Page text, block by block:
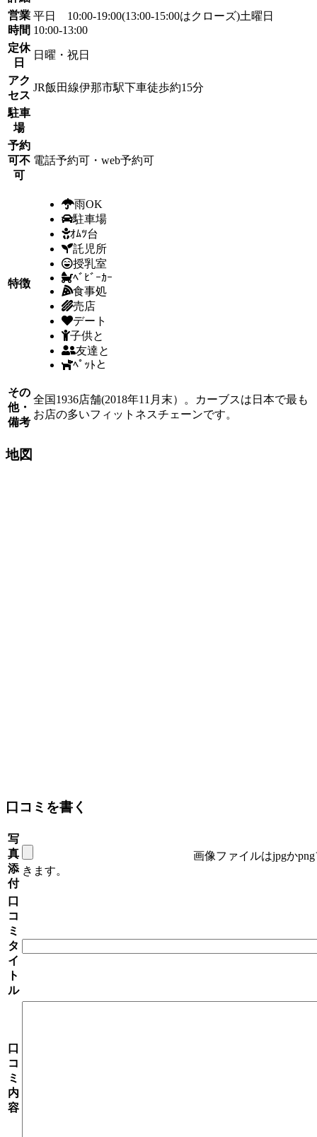
営業
時間
平日 10:00-19:00(13:00-15:00はクローズ)土曜日
10:00-13:00
定休
日
日曜・祝日
アク
セス
JR飯田線伊那市駅下車徒歩約15分
駐車
場
予約
可不
可
電話予約可・web予約可
特徴
雨OK
駐車場
ｵﾑﾂ台
託児所
授乳室
ﾍﾞﾋﾞｰｶｰ
食事処
売店
デート
子供と
友達と
ﾍﾟｯﾄと
その
他・
備考
全国1936店舗(2018年11月末）。カーブスは日本で最も
お店の多いフィットネスチェーンです。
地図
口コミを書く
写
真
添
付
画像ファイルはjpgか
きます。
口
コ
ミ
タ
イ
ト
ル
口
コ
ミ
内
容